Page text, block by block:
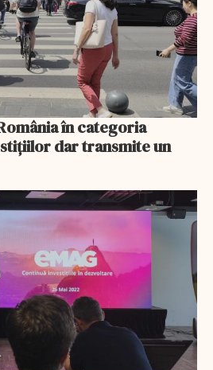
în categoria
dar transmite un